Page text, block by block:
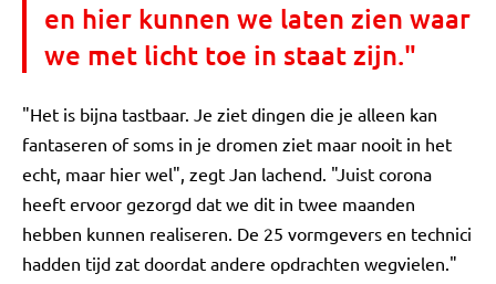
en hier kunnen we laten zien waar
we met licht toe in staat zijn."
"Het is bijna tastbaar. Je ziet dingen die je alleen kan
fantaseren of soms in je dromen ziet maar nooit in het
echt, maar hier wel", zegt Jan lachend. "Juist corona
heeft ervoor gezorgd dat we dit in twee maanden
hebben kunnen realiseren. De 25 vormgevers en technici
hadden tijd zat doordat andere opdrachten wegvielen."